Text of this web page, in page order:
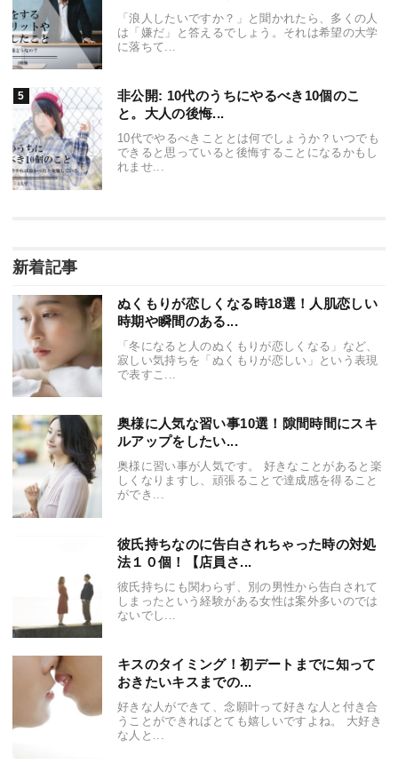
「浪人したいですか？」と聞かれたら、多くの人
は「嫌だ」と答えるでしょう。それは希望の大学
に落ちて...
非公開: 10代のうちにやるべき10個のこ
と。大人の後悔...
10代でやるべきこととは何でしょうか？いつでも
できると思っていると後悔することになるかもし
れませ...
新着記事
ぬくもりが恋しくなる時18選！人肌恋しい
時期や瞬間のある...
「冬になると人のぬくもりが恋しくなる」など、
寂しい気持ちを「ぬくもりが恋しい」という表現
で表すこ...
奥様に人気な習い事10選！隙間時間にスキ
ルアップをしたい...
奥様に習い事が人気です。 好きなことがあると楽
しくなりますし、頑張ることで達成感を得ること
ができ...
彼氏持ちなのに告白されちゃった時の対処
法１０個！【店員さ...
彼氏持ちにも関わらず、別の男性から告白されて
しまったという経験がある女性は案外多いのでは
ないでし...
キスのタイミング！初デートまでに知って
おきたいキスまでの...
好きな人ができて、念願叶って好きな人と付き合
うことができればとても嬉しいですよね。 大好き
な人と...